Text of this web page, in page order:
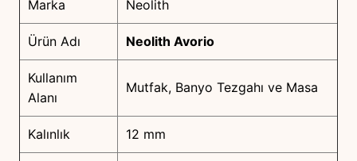
Marka Neolith
Ürün Adı Neolith Avorio
Kullanım
Alanı
Mutfak, Banyo Tezgahı ve Masa
Kalınlık 12 mm